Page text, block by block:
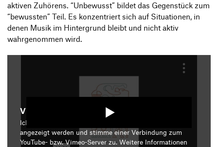
aktiven Zuhörens. “Unbewusst” bildet das Gegenstück zum
“bewussten” Teil. Es konzentriert sich auf Situationen, in
denen Musik im Hintergrund bleibt und nicht aktiv
wahrgenommen wird.
Video starten
Ich bin damit einverstanden, dass mir die Medieninhalte
angezeigt werden und stimme einer Verbindung zum
YouTube- bzw. Vimeo-Server zu. Weitere Informationen